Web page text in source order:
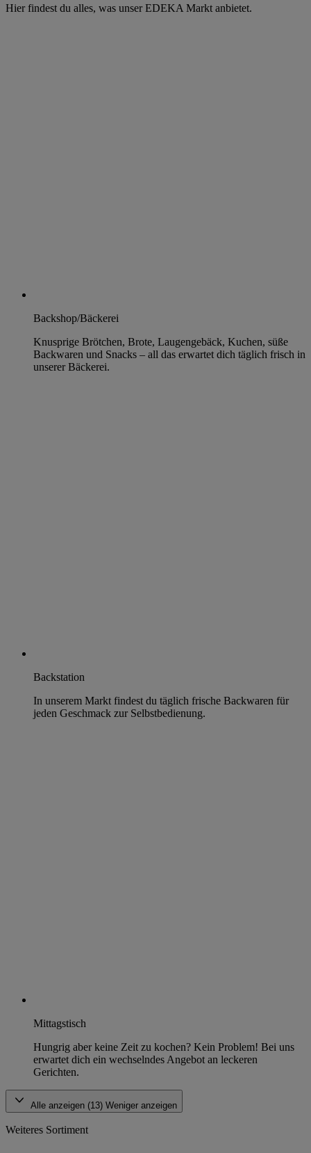
Hier findest du alles, was unser EDEKA Markt anbietet.
Backshop/Bäckerei
Knusprige Brötchen, Brote, Laugengebäck, Kuchen, süße
Backwaren und Snacks – all das erwartet dich täglich frisch in
unserer Bäckerei.
Backstation
In unserem Markt findest du täglich frische Backwaren für
jeden Geschmack zur Selbstbedienung.
Mittagstisch
Hungrig aber keine Zeit zu kochen? Kein Problem! Bei uns
erwartet dich ein wechselndes Angebot an leckeren
Gerichten.
Alle anzeigen (13) Weniger anzeigen
Weiteres Sortiment